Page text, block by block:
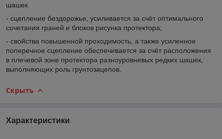
шашек
- сцепление бездорожье, усиливается за счёт оптимального
сочетания граней и блоков рисунка протектора;
- свойства повышенной проходимость, а также усиленное
поперечное сцепление обеспечивается за счёт расположения
в плечевой зоне протектора разноуровневых редких шашек,
выполняющих роль грунтозацепов.
Скрыть
Характеристики